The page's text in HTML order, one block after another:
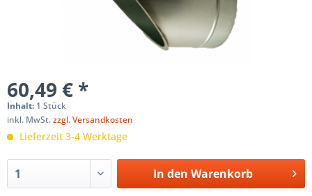
60,49 € *
Inhalt: 1 Stück
inkl. MwSt.zzgl. Versandkosten
Lieferzeit 3-4 Werktage
In den Warenkorb